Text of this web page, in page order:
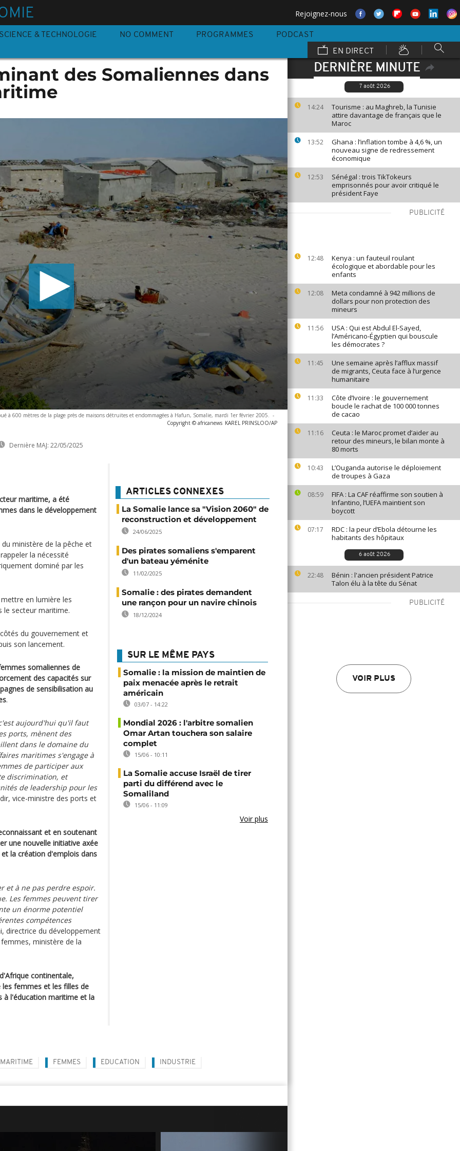
Rejoignez-nous
SCIENCE & TECHNOLOGIE NO COMMENT PROGRAMMES
PODCAST
EN DIRECT
DERNIÈRE MINUTE
7 août 2026
14:24
Tourisme : au Maghreb, la Tunisie
attire davantage de français que le
Maroc
13:52
Ghana : l’inflation tombe à 4,6 %, un
nouveau signe de redressement
économique
12:53
Sénégal : trois TikTokeurs
emprisonnés pour avoir critiqué le
président Faye
PUBLICITÉ
12:48
Kenya : un fauteuil roulant
écologique et abordable pour les
enfants
12:08
Meta condamné à 942 millions de
dollars pour non protection des
mineurs
11:56
USA : Qui est Abdul El-Sayed,
l’Américano-Égyptien qui bouscule
les démocrates ?
11:45
Une semaine après l’afflux massif
de migrants, Ceuta face à l’urgence
humanitaire
11:33
Côte d’Ivoire : le gouvernement
boucle le rachat de 100 000 tonnes
de cacao
11:16
Ceuta : le Maroc promet d’aider au
retour des mineurs, le bilan monte à
80 morts
10:43
L’Ouganda autorise le déploiement
de troupes à Gaza
08:59
FIFA : La CAF réaffirme son soutien à
Infantino, l’UEFA maintient son
boycott
07:17
RDC : la peur d’Ebola détourne les
habitants des hôpitaux
6 août 2026
22:48
Bénin : l'ancien président Patrice
Talon élu à la tête du Sénat
PUBLICITÉ
VOIR PLUS
des Somaliennes dans
à 600 mètres de la plage près de maisons détruites et endommagées à Hafun, Somalie, mardi 1er février 2005. -
Copyright © africanews KAREL PRINSLOO/AP
Dernière MAJ: 22/05/2025
maritime, a été
dans le développement
ministère de la pêche et
la nécessité
dominé par les
en lumière les
le secteur maritime.
du gouvernement et
son lancement.
somaliennes de
des capacités sur
de sensibilisation au
.
aujourd'hui qu'il faut
ports, mènent des
dans le domaine du
maritimes s'engage à
de participer aux
discrimination, et
de leadership pour les
vice-ministre des ports et
et en soutenant
une nouvelle initiative axée
la création d'emplois dans
et à ne pas perdre espoir.
Les femmes peuvent tirer
un énorme potentiel
compétences
directrice du développement
ministère de la
continentale,
femmes et les filles de
à l'éducation maritime et la
ARTICLES CONNEXES
La Somalie lance sa "Vision 2060" de
reconstruction et développement
24/06/2025
Des pirates somaliens s'emparent
d'un bateau yéménite
11/02/2025
Somalie : des pirates demandent
une rançon pour un navire chinois
18/12/2024
SUR LE MÊME PAYS
Somalie : la mission de maintien de
paix menacée après le retrait
américain
03/07 - 14:22
Mondial 2026 : l'arbitre somalien
Omar Artan touchera son salaire
complet
15/06 - 10:11
La Somalie accuse Israël de tirer
parti du différend avec le
Somaliland
15/06 - 11:09
Voir plus
FEMMES EDUCATION INDUSTRIE